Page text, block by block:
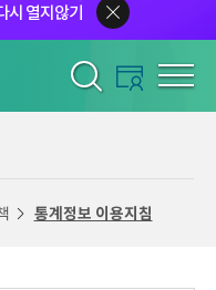
시 열지않기
통계정보 이용지침